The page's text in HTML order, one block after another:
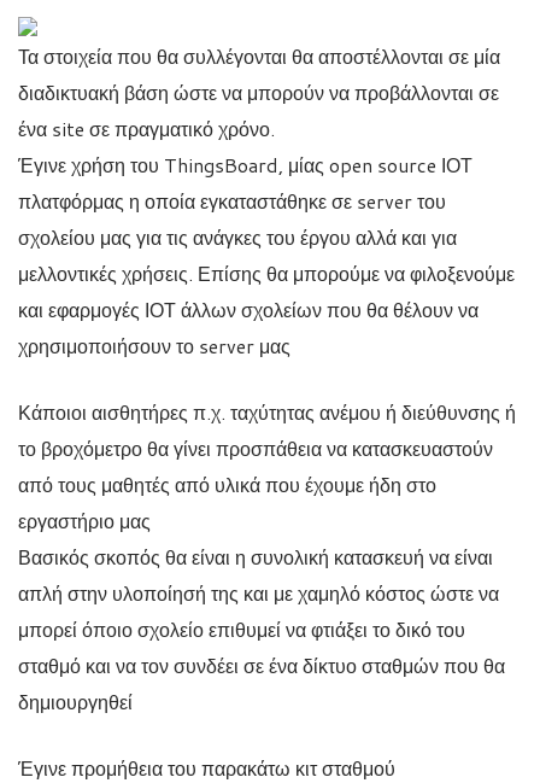
Τα στοιχεία που θα συλλέγονται θα αποστέλλονται σε μία
διαδικτυακή βάση ώστε να μπορούν να προβάλλονται σε
ένα site σε πραγματικό χρόνο.
Έγινε χρήση του ThingsBoard, μίας open source ΙΟΤ
πλατφόρμας η οποία εγκαταστάθηκε σε server του
σχολείου μας για τις ανάγκες του έργου αλλά και για
μελλοντικές χρήσεις. Επίσης θα μπορούμε να φιλοξενούμε
και εφαρμογές ΙΟΤ άλλων σχολείων που θα θέλουν να
χρησιμοποιήσουν το server μας
Κάποιοι αισθητήρες π.χ. ταχύτητας ανέμου ή διεύθυνσης ή
το βροχόμετρο θα γίνει προσπάθεια να κατασκευαστούν
από τους μαθητές από υλικά που έχουμε ήδη στο
εργαστήριο μας
Βασικός σκοπός θα είναι η συνολική κατασκευή να είναι
απλή στην υλοποίησή της και με χαμηλό κόστος ώστε να
μπορεί όποιο σχολείο επιθυμεί να φτιάξει το δικό του
σταθμό και να τον συνδέει σε ένα δίκτυο σταθμών που θα
δημιουργηθεί
Έγινε προμήθεια του παρακάτω κιτ σταθμού